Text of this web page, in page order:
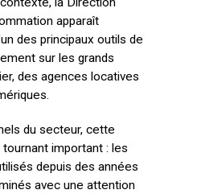
apparaît
des principaux outils de
sur les grands
des agences locatives
du secteur, cette
important : les
depuis des années
avec une attention